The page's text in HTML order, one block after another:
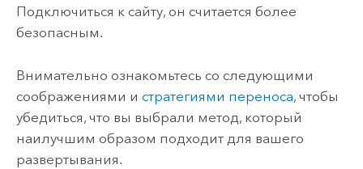
Подключиться к сайту, он считается более
безопасным.
Внимательно ознакомьтесь со следующими
соображениями и стратегиями переноса, чтобы
убедиться, что вы выбрали метод, который
наилучшим образом подходит для вашего
развертывания.